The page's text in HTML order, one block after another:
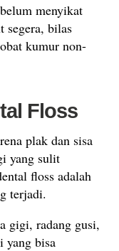
menyikat
segera, bilas
kumur non-
Floss
plak dan sisa
yang sulit
floss adalah
terjadi.
gigi, radang gusi,
yang bisa